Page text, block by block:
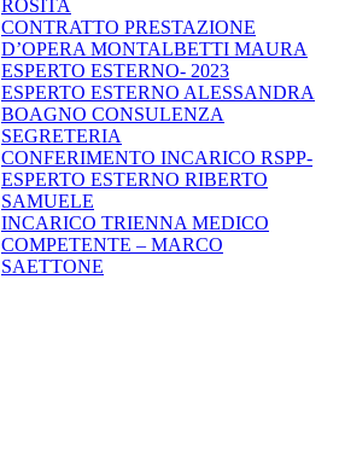
ROSITA
CONTRATTO PRESTAZIONE
D’OPERA MONTALBETTI MAURA
ESPERTO ESTERNO- 2023
ESPERTO ESTERNO ALESSANDRA
BOAGNO CONSULENZA
SEGRETERIA
CONFERIMENTO INCARICO RSPP-
ESPERTO ESTERNO RIBERTO
SAMUELE
INCARICO TRIENNA MEDICO
COMPETENTE – MARCO
SAETTONE